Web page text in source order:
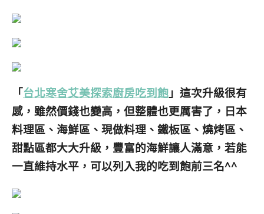
「台北寒舍艾美探索廚房吃到飽 」這次升級很有
感，雖然價錢也變高，但整體也更厲害了，日本
料理區、海鮮區、現做料理、鐵板區、燒烤區、
甜點區都大大升級，豐富的海鮮讓人滿意，若能
一直維持水平，可以列入我的吃到飽前三名^^